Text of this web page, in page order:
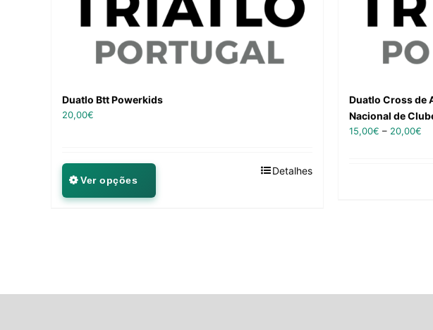
Duatlo Btt Powerkids
20,00€
Ver opções
Detalhes
Duatlo Cross de
Nacional de
15,00€ – 20,00€